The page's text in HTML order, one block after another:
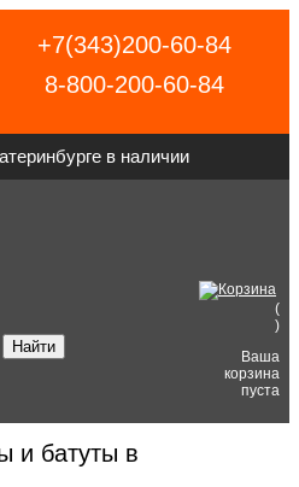
+7(343)200-60-84
8-800-200-60-84
в наличии
(
)
Ваша
корзина
пуста
и батуты в